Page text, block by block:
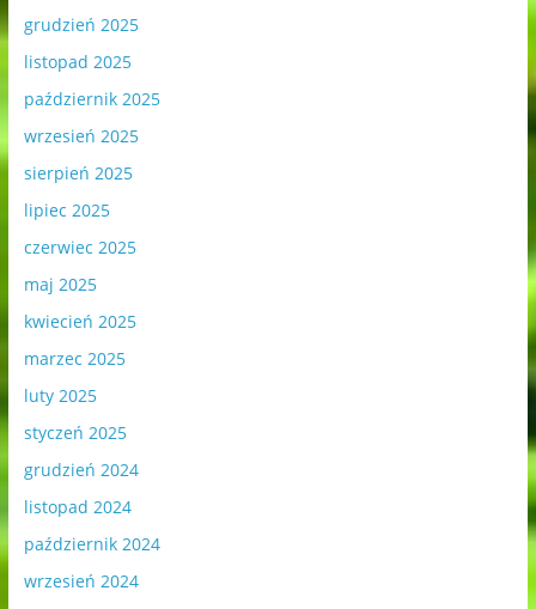
grudzień 2025
listopad 2025
październik 2025
wrzesień 2025
sierpień 2025
lipiec 2025
czerwiec 2025
maj 2025
kwiecień 2025
marzec 2025
luty 2025
styczeń 2025
grudzień 2024
listopad 2024
październik 2024
wrzesień 2024